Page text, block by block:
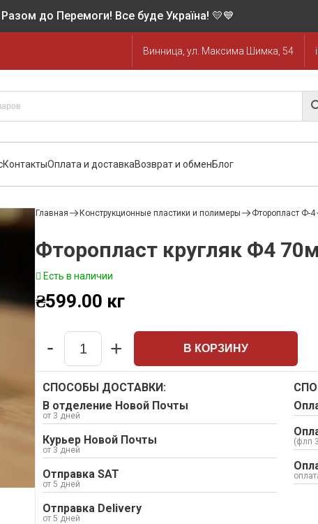
Разом до Перемоги! Все буде Україна! 💛💙
Винница, ул. Максима Шимка, 54
КонтактыОплата и доставкаВозврат и обменБлог
Главная Конструкционные пластики и полимеры Фторопласт Ф-4
Фторопласт кругляк Ф4
Есть в наличии
₴599.00 кг
Quantity
- + В КОРЗИНУ
СПОСОБЫ ДОСТАВКИ:
В отделение Новой Почты
от 3 дней
Курьер Новой Почты
от 3 дней
Отправка SAT
от 5 дней
Отправка Delivery
от 5 дней
(флп